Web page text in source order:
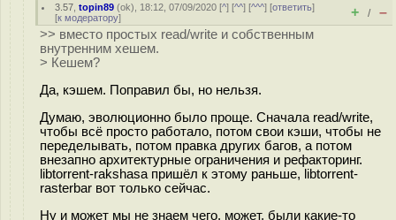
3.57 ,topin89 (ok), 18:12, 07/09/2020 [^] [^^] [^^^] [ответить]
[к модератору] + / –
>> вместо простых read/write и собственным
внутренним хешем.
> Кешем?
Да, кэшем. Поправил бы, но нельзя.
Думаю, эволюционно было проще. Сначала read/write,
чтобы всё просто работало, потом свои кэши, чтобы не
переделывать, потом правка других багов, а потом
внезапно архитектурные ограничения и рефакторинг.
libtorrent-rakshasa пришёл к этому раньше, libtorrent-
rasterbar вот только сейчас.
Ну и может мы не знаем чего, может, были какие-то